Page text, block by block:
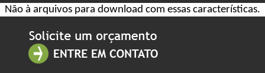
Não à arquivos para download com essas características.